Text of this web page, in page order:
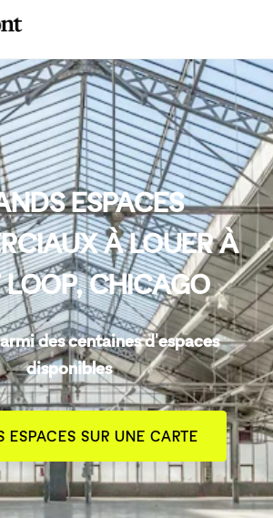
ESPACES
À LOUER À
LOOP, CHICAGO
des centaines d'espaces
disponibles
ESPACES SUR UNE CARTE